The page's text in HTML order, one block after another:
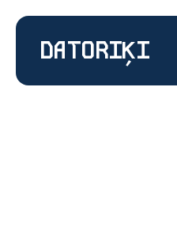
DATORIĶI